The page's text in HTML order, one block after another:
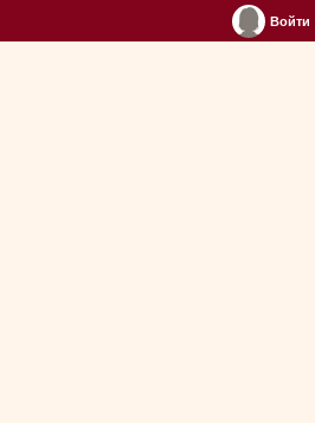
Войти